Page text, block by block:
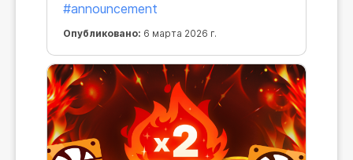
#announcement
Опубликовано: 6 марта 2026 г.